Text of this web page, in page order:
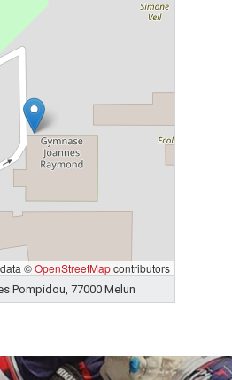
©OpenStreetMapcontributors
Pompidou, 77000 Melun